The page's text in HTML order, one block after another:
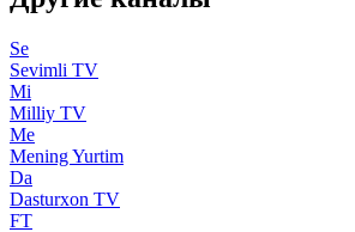
Se
Sevimli TV
Mi
Milliy TV
Me
Mening Yurtim
Da
Dasturxon TV
FT